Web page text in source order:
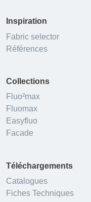
Inspiration
Fabric selector
Références
Collections
Fluo²max
Fluomax
Easyfluo
Facade
Téléchargements
Catalogues
Fiches Techniques